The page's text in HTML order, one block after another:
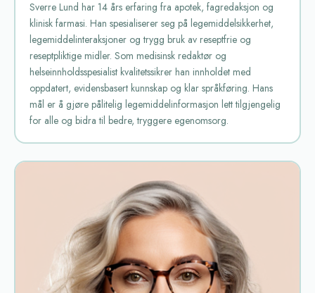
Sverre Lund har 14 års erfaring fra apotek, fagredaksjon og
klinisk farmasi. Han spesialiserer seg på legemiddelsikkerhet,
legemiddelinteraksjoner og trygg bruk av reseptfrie og
reseptpliktige midler. Som medisinsk redaktør og
helseinnholdsspesialist kvalitetssikrer han innholdet med
oppdatert, evidensbasert kunnskap og klar språkføring. Hans
mål er å gjøre pålitelig legemiddelinformasjon lett tilgjengelig
for alle og bidra til bedre, tryggere egenomsorg.